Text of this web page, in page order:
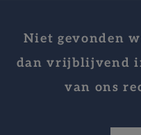
Niet gevonden
dan vrijblijvend
van ons